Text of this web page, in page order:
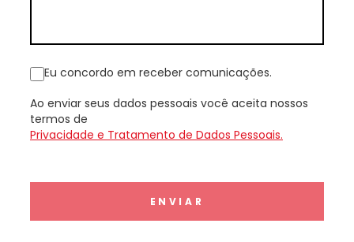
Eu concordo em receber comunicações.
Ao enviar seus dados pessoais você aceita nossos
termos de
Privacidade e Tratamento de Dados Pessoais.
ENVIAR